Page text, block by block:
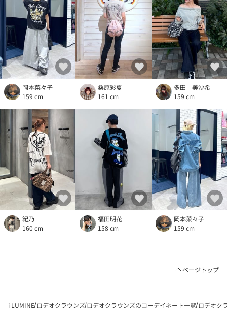
岡本菜々子
159 cm
桑原彩夏
161 cm
多田 美沙希
159 cm
紀乃
160 cm
福田明花
158 cm
岡本菜々子
159 cm
ページトップ
i LUMINE ロデオクラウンズ ロデオクラウンズのコーデイネート一覧 ロデオク